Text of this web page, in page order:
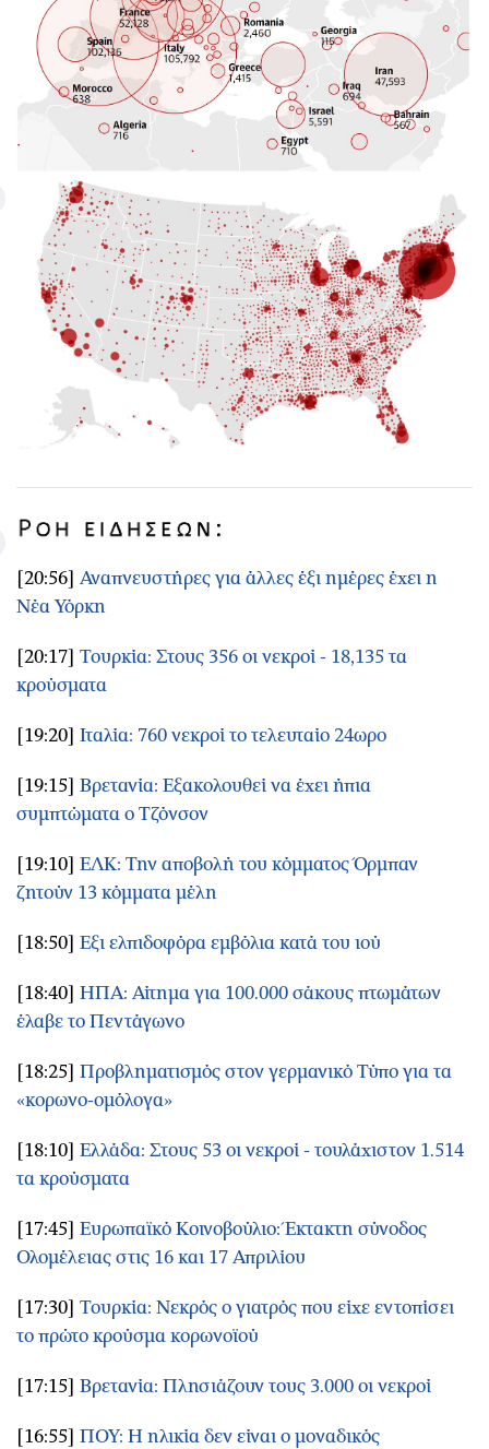
[20:56] Αναπνευστήρες για άλλες έξι ημέρες έχει η
Νέα Υόρκη
[20:17] Τουρκία: Στους 356 οι νεκροί - 18,135 τα
κρούσματα
[19:20] Ιταλία: 760 νεκροί το τελευταίο 24ωρο
[19:15] Βρετανία: Εξακολουθεί να έχει ήπια
συμπτώματα ο Τζόνσον
[19:10] ΕΛΚ: Την αποβολή του κόμματος Όρμπαν
ζητούν 13 κόμματα μέλη
[18:50] Εξι ελπιδοφόρα εμβόλια κατά του ιού
[18:40] ΗΠΑ: Αίτημα για 100.000 σάκους πτωμάτων
έλαβε το Πεντάγωνο
[18:25] Προβληματισμός στον γερμανικό Τύπο για τα
«κορωνο-ομόλογα»
[18:10] Ελλάδα: Στους 53 οι νεκροί - τουλάχιστον 1.514
τα κρούσματα
[17:45] Ευρωπαϊκό Κοινοβούλιο: Έκτακτη σύνοδος
Ολομέλειας στις 16 και 17 Απριλίου
[17:30] Τουρκία: Νεκρός ο γιατρός που είχε εντοπίσει
το πρώτο κρούσμα κορωνοϊού
[17:15] Βρετανία: Πλησιάζουν τους 3.000 οι νεκροί
[16:55] ΠΟΥ: Η ηλικία δεν είναι ο μοναδικός